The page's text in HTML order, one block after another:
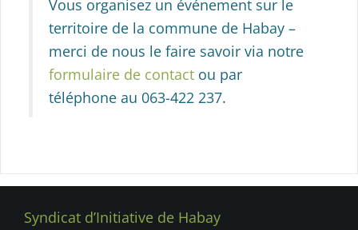
Vous organisez un événement sur le
territoire de la commune de Habay –
merci de nous le faire savoir via notre
formulaire de contact ou par
téléphone au 063-422 237.
Syndicat d’Initiative de Habay